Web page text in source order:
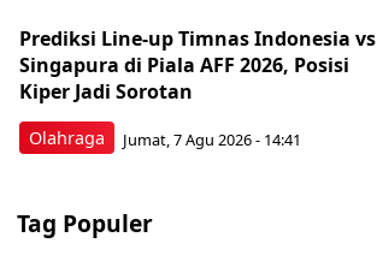
Olahraga
Prediksi Line-up Timnas Indonesia vs
Singapura di Piala AFF 2026, Posisi
Kiper Jadi Sorotan
Jumat, 7 Agu 2026 - 14:41
Tag Populer